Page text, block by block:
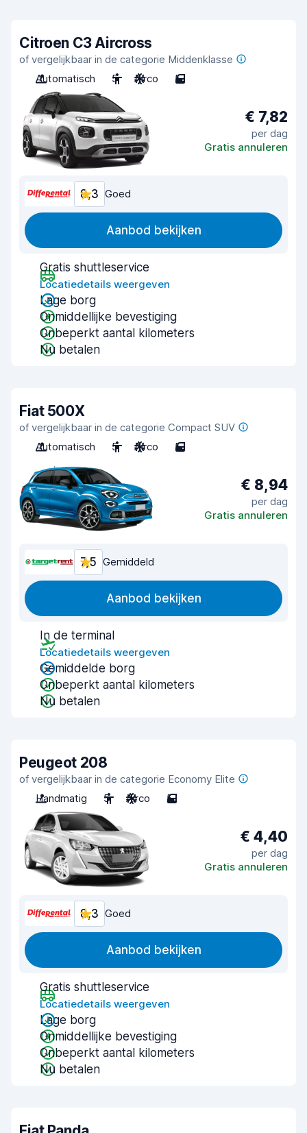
Citroen C3 Aircross
of vergelijkbaar in de categorie Middenklasse
Automatisch
5 Airco 5
€ 7,82
per dag
Gratis annuleren
8,3 Goed
Aanbod bekijken
Gratis shuttleservice
Locatiedetails weergeven
Lage borg
Onmiddellijke bevestiging
Onbeperkt aantal kilometers
Nu betalen
Fiat 500X
of vergelijkbaar in de categorie Compact SUV
Automatisch
5 Airco 5
€ 8,94
per dag
Gratis annuleren
7,5 Gemiddeld
Aanbod bekijken
In de terminal
Locatiedetails weergeven
Gemiddelde borg
Onbeperkt aantal kilometers
Nu betalen
Peugeot 208
of vergelijkbaar in de categorie Economy Elite
Handmatig
5 Airco 5
€ 4,40
per dag
Gratis annuleren
8,3 Goed
Aanbod bekijken
Gratis shuttleservice
Locatiedetails weergeven
Lage borg
Onmiddellijke bevestiging
Onbeperkt aantal kilometers
Nu betalen